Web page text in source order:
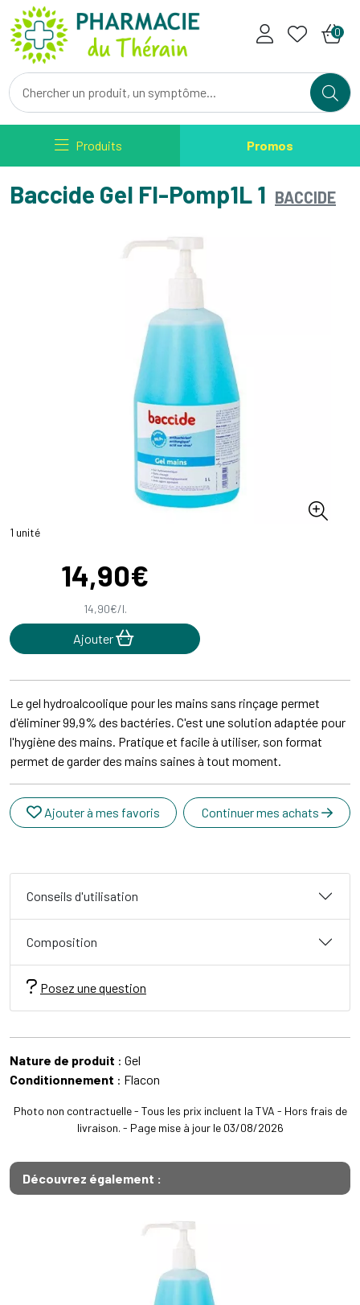
Pharmacie du Therain Votre
0
Produits Promos
Baccide Gel Fl-Pomp1L 1 BACCIDE
1 unité
14,90€
14,90€/l.
Ajouter
Le gel hydroalcoolique pour les mains sans rinçage permet
d'éliminer 99,9% des bactéries. C'est une solution adaptée pour
l'hygiène des mains. Pratique et facile à utiliser, son format
permet de garder des mains saines à tout moment.
Ajouter à mes favoris Continuer mes achats
Conseils d'utilisation
Composition
Posez une question
Nature de produit : Gel
Conditionnement : Flacon
Photo non contractuelle - Tous les prix incluent la TVA - Hors frais de
livraison. - Page mise à jour le 03/08/2026
Découvrez également :